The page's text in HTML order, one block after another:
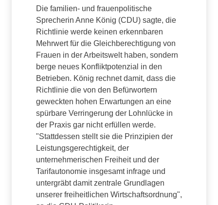
Die familien- und frauenpolitische
Sprecherin Anne König (CDU) sagte, die
Richtlinie werde keinen erkennbaren
Mehrwert für die Gleichberechtigung von
Frauen in der Arbeitswelt haben, sondern
berge neues Konfliktpotenzial in den
Betrieben. König rechnet damit, dass die
Richtlinie die von den Befürwortern
geweckten hohen Erwartungen an eine
spürbare Verringerung der Lohnlücke in
der Praxis gar nicht erfüllen werde.
"Stattdessen stellt sie die Prinzipien der
Leistungsgerechtigkeit, der
unternehmerischen Freiheit und der
Tarifautonomie insgesamt infrage und
untergräbt damit zentrale Grundlagen
unserer freiheitlichen Wirtschaftsordnung",